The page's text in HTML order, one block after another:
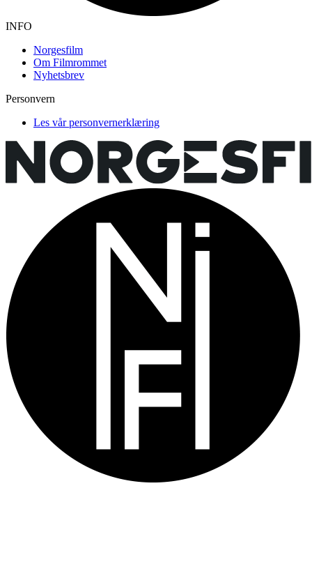
INFO
Norgesfilm
Om Filmrommet
Nyhetsbrev
Personvern
Les vår personvernerklæring